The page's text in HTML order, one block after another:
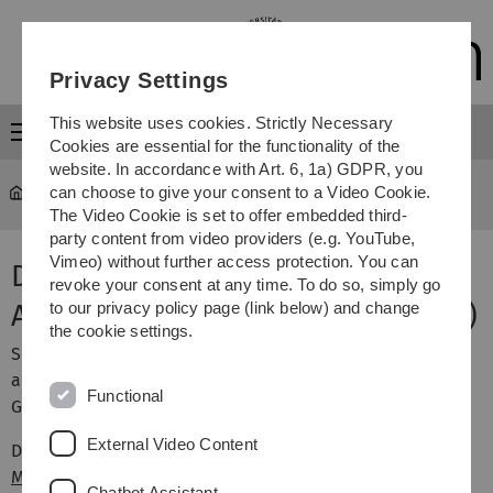
Skip
Skip
Skip
Skip
Menu
Department für Geisteswissenschaften ... Englisch
DAAD Sprachtest Englisch für
Auslandssemester (z.B. Erasmus)
Sprachtest als Nachweis für DAAD / Erasmus bieten wir
ausschließlich für Mitglieder der Universität Ulm an. Die
Gebühr hierfür beträgt 20 €.
Die Anmeldung erfolgt direkt im hierfür eingerichteten
Moodle-Kurs "DAAD Test Preparation Tutorial"
Privacy Settings
This website uses cookies. Strictly Necessary
Cookies are essential for the functionality of the
website. In accordance with Art. 6, 1a) GDPR, you
can choose to give your consent to a Video Cookie.
The Video Cookie is set to offer embedded third-
party content from video providers (e.g. YouTube,
Vimeo) without further access protection. You can
revoke your consent at any time. To do so, simply go
to our privacy policy page (link below) and change
the cookie settings.
Functional
External Video Content